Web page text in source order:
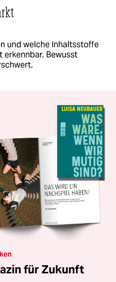
und welche Inhaltsstoffe
erkennbar. Bewusst
für Zukunft